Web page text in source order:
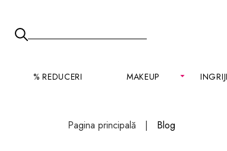
% REDUCERI MAKEUP
Pagina principală Blog